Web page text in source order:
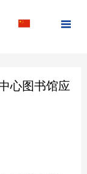

心图书馆应